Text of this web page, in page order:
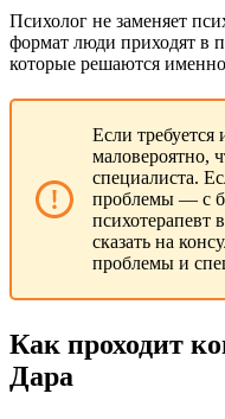
Психолог не заменяет
формат люди приходят в
которые решаются
Если
маловероятно,
специалиста.
проблемы — с
психотерапевт
сказать на
проблемы и
Как проходит
Дара